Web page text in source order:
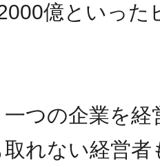
億といっ
一つの企業を
れない経営者